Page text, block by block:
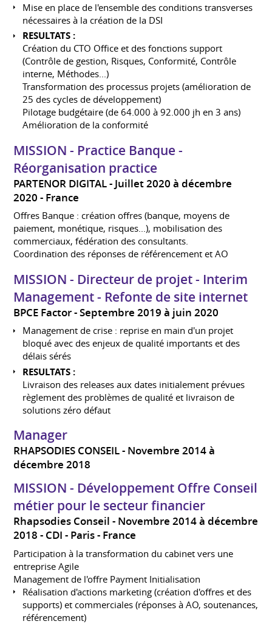
Mise en place de l'ensemble des conditions transverses
nécessaires à la création de la DSI
RESULTATS :
Création du CTO Office et des fonctions support
(Contrôle de gestion, Risques, Conformité, Contrôle
interne, Méthodes...)
Transformation des processus projets (amélioration de
25 des cycles de développement)
Pilotage budgétaire (de 64.000 à 92.000 jh en 3 ans)
Amélioration de la conformité
MISSION - Practice Banque -
Réorganisation practice
PARTENOR DIGITAL
Juillet 2020 à décembre
2020 France
Offres Banque : création offres (banque, moyens de
paiement, monétique, risques...), mobilisation des
commerciaux, fédération des consultants.
Coordination des réponses de référencement et AO
MISSION - Directeur de projet - Interim
Management - Refonte de site internet
BPCE Factor Septembre 2019 à juin 2020
Management de crise : reprise en main d'un projet
bloqué avec des enjeux de qualité importants et des
délais sérés
RESULTATS :
Livraison des releases aux dates initialement prévues
règlement des problèmes de qualité et livraison de
solutions zéro défaut
Manager
RHAPSODIES CONSEIL
Novembre 2014 à
décembre 2018
MISSION - Développement Offre Conseil
métier pour le secteur financier
Rhapsodies Conseil
Novembre 2014 à décembre
2018 CDI Paris France
Participation à la transformation du cabinet vers une
entreprise Agile
Management de l'offre Payment Initialisation
Réalisation d'actions marketing (création d'offres et des
supports) et commerciales (réponses à AO, soutenances,
référencement)